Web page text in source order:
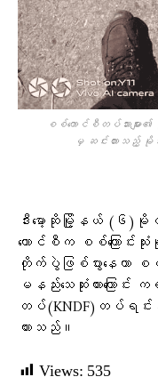
စစ်ကောင်စီတပ်သားမျာ
မှ ဆင်းထားသည့် မို
ဒီးမော့ဆိုမြို့နယ် (၆)မို
ကောင်စီက စစ်ကြောင်း
တိုက်ပွဲဖြစ်ပွားနေက
မနည်းသေဆုံးထားကြောင်း
တပ်(KNDF)တပ်ရ
ထားသည်။
Views: 535